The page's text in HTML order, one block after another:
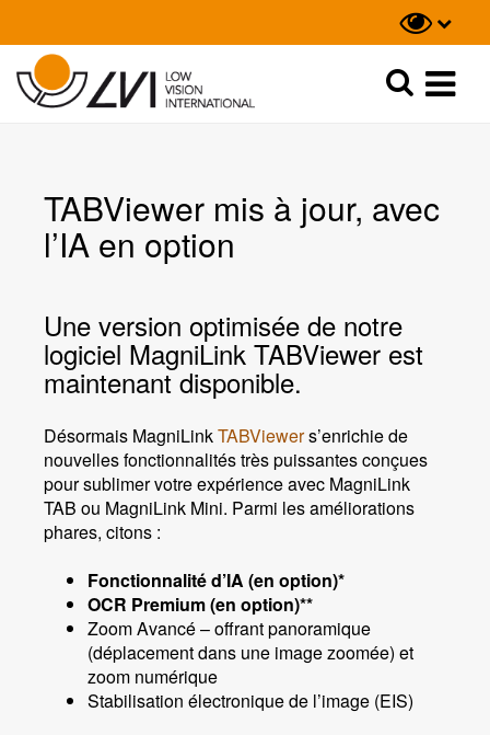
Recherche
TABViewer mis à jour, avec
l’IA en option
Une version optimisée de notre
logiciel MagniLink TABViewer est
maintenant disponible.
Désormais MagniLinkTABViewers’enrichie de
nouvelles fonctionnalités très puissantes conçues
pour sublimer votre expérience avec MagniLink
TAB ou MagniLink Mini. Parmi les améliorations
phares, citons :
Fonctionnalité d’IA (en option)*
OCR Premium (en option)**
Zoom Avancé – offrant panoramique
(déplacement dans une image zoomée) et
zoom numérique
Stabilisation électronique de l’image (EIS)